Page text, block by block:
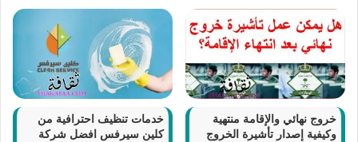
خروج نهائي والإقامة منتهية
وكيفية إصدار تأشيرة الخروج
خدمات تنظيف احترافية من
كلين سيرفس افضل شركة